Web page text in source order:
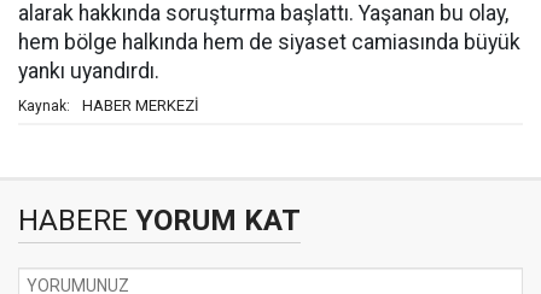
alarak hakkında soruşturma başlattı. Yaşanan bu olay,
hem bölge halkında hem de siyaset camiasında büyük
yankı uyandırdı.
Kaynak: HABER MERKEZİ
HABERE YORUM KAT